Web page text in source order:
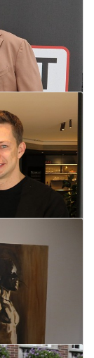
Lees meer
Lees meer
Lees meer